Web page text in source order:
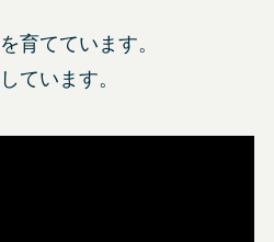
育てています。
ています。